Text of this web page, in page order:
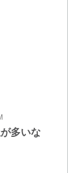
多いな